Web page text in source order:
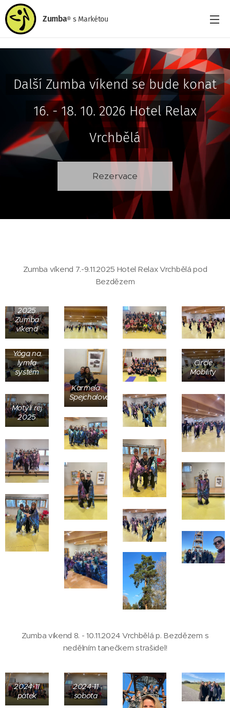
Zumba® s Markétou
Další Zumba víkend se bude konat
16. - 18. 10. 2026 Hotel Relax
Vrchbělá
Rezervace
Zumba víkend 7.-9.11.2025 Hotel Relax Vrchbělá pod
Bezdězem
2025
Zumba
víkend
Yóga na
lymfa
systém
Karmela
Spejchalová
Circle
Mobility
Motýlí rej
2025
Zumba víkend 8. - 10.11.2024 Vrchbělá p. Bezdězem s
nedělním tanečkem strašidel!
2024-11
pátek
2024-11
sobota